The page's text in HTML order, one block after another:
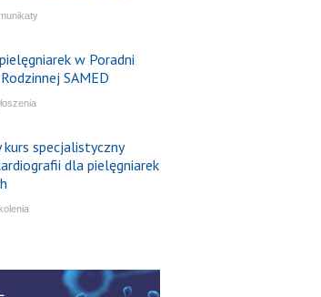
w Poradni
SAMED
kurs specjalistyczny
dla pielęgniarek
– aktualny konsensus
w dostępie naczyniowym